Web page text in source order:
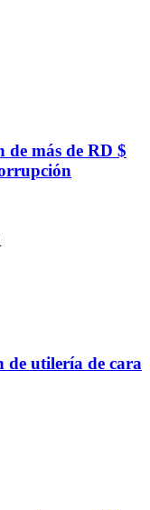
más de RD $
utilería de cara